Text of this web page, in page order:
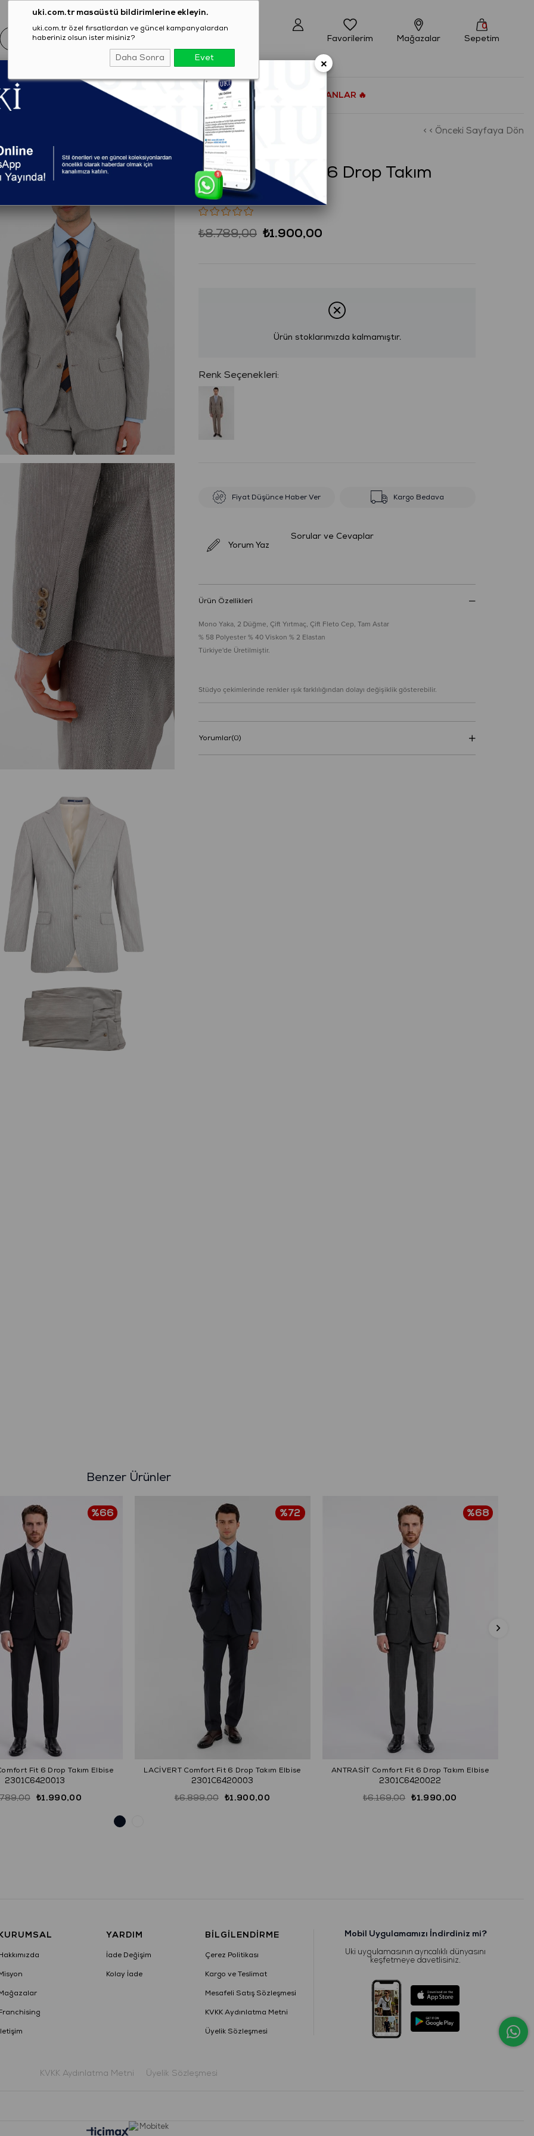
uki.com.tr masaüstü bildirimlerine ekleyin.
uki.com.tr özel fırsatlardan ve güncel kampanyalardan
haberiniz olsun ister misiniz?
Daha Sonra Evet
Sepetim
0
Mağazalar
Favorilerim
AYAKKABI T-SHIRT ÇOK SATANLAR 🔥
< < Önceki Sayfaya Dön
(2301C6420088)
GRİ Comfort Fit 6 Drop Takım
Elbise
₺8.789,00 ₺1.900,00
Ürün stoklarımızda kalmamıştır.
:
Fiyat Düşünce Haber Ver Kargo Bedava
Yorum Yaz
Sorular ve Cevaplar
Ürün Özellikleri
Mono Yaka, 2 Düğme, Çift Yırtmaç, Çift Fleto Cep, Tam Astar
% 58 Polyester % 40 Viskon % 2 Elastan
Türkiye'de Üretilmiştir.
Stüdyo çekimlerinde renkler ışık farklılığından dolayı değişiklik gösterebilir.
Yorumlar(0)
Benzer Ürünler
Fit 6 Drop Takım Elbise
2301C6420013
₺1.990,00
%66
LACİVERT Comfort Fit 6 Drop Takım Elbise
2301C6420003
₺1.900,00
₺6.899,00
%72
ANTRASİT Comfort Fit 6 Drop Takım Elbise
2301C6420022
₺1.990,00
₺6.169,00
%68
YARDIM
İade Değişim
Kolay İade
BILGILENDIRME
Çerez Politikası
Kargo ve Teslimat
Mesafeli Satış Sözleşmesi
KVKK Aydınlatma Metni
Üyelik Sözleşmesi
Mobil Uygulamamızı İndirdiniz mi?
Uki uygulamasının ayrıcalıklı dünyasını
keşfetmeye davetlisiniz.
KVKK Aydınlatma Metni Üyelik Sözleşmesi
×